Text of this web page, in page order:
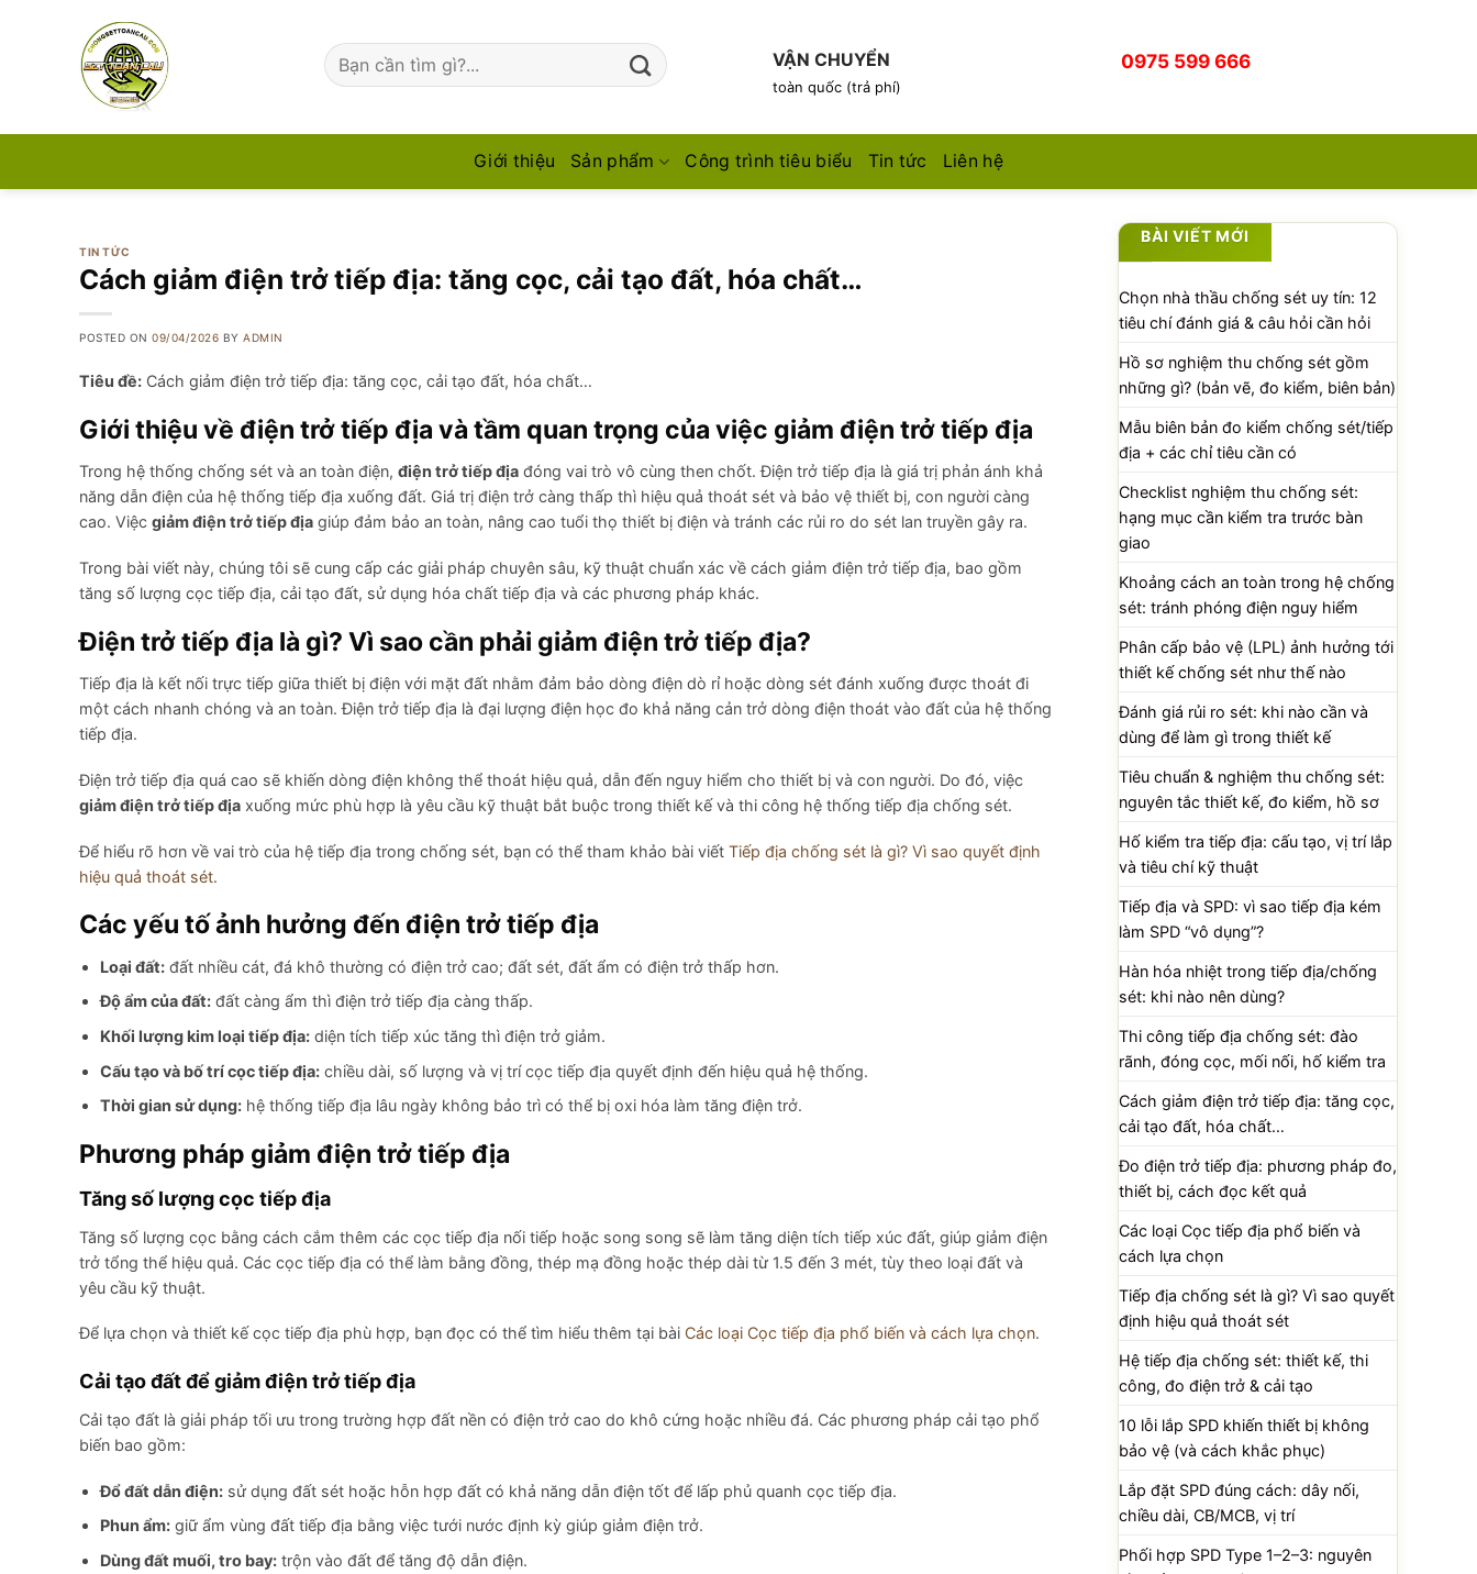
Tìm
kiếm:
VẬN CHUYỂN
toàn quốc (trả phí)
0975 599 666
Giới thiệu Sản phẩm Công trình tiêu biểu Tin tức Liên hệ
TIN TỨC
Cách giảm điện trở tiếp địa: tăng cọc, cải tạo đất, hóa chất…
POSTED ON09/04/2026 BYADMIN
Tiêu đề: Cách giảm điện trở tiếp địa: tăng cọc, cải tạo đất, hóa chất…
Giới thiệu về điện trở tiếp địa và tầm quan trọng của việc giảm điện trở tiếp địa
Trong hệ thống chống sét và an toàn điện, điện trở tiếp địa đóng vai trò vô cùng then chốt. Điện trở tiếp địa là giá trị phản ánh khả
năng dẫn điện của hệ thống tiếp địa xuống đất. Giá trị điện trở càng thấp thì hiệu quả thoát sét và bảo vệ thiết bị, con người càng
cao. Việc giảm điện trở tiếp địa giúp đảm bảo an toàn, nâng cao tuổi thọ thiết bị điện và tránh các rủi ro do sét lan truyền gây ra.
Trong bài viết này, chúng tôi sẽ cung cấp các giải pháp chuyên sâu, kỹ thuật chuẩn xác về cách giảm điện trở tiếp địa, bao gồm
tăng số lượng cọc tiếp địa, cải tạo đất, sử dụng hóa chất tiếp địa và các phương pháp khác.
Điện trở tiếp địa là gì? Vì sao cần phải giảm điện trở tiếp địa?
Tiếp địa là kết nối trực tiếp giữa thiết bị điện với mặt đất nhằm đảm bảo dòng điện dò rỉ hoặc dòng sét đánh xuống được thoát đi
một cách nhanh chóng và an toàn. Điện trở tiếp địa là đại lượng điện học đo khả năng cản trở dòng điện thoát vào đất của hệ thống
tiếp địa.
Điện trở tiếp địa quá cao sẽ khiến dòng điện không thể thoát hiệu quả, dẫn đến nguy hiểm cho thiết bị và con người. Do đó, việc
giảm điện trở tiếp địa xuống mức phù hợp là yêu cầu kỹ thuật bắt buộc trong thiết kế và thi công hệ thống tiếp địa chống sét.
Để hiểu rõ hơn về vai trò của hệ tiếp địa trong chống sét, bạn có thể tham khảo bài viết Tiếp địa chống sét là gì? Vì sao quyết định
hiệu quả thoát sét.
Các yếu tố ảnh hưởng đến điện trở tiếp địa
Loại đất:đất nhiều cát, đá khô thường có điện trở cao; đất sét, đất ẩm có điện trở thấp hơn.
Độ ẩm của đất:đất càng ẩm thì điện trở tiếp địa càng thấp.
Khối lượng kim loại tiếp địa:diện tích tiếp xúc tăng thì điện trở giảm.
Cấu tạo và bố trí cọc tiếp địa:chiều dài, số lượng và vị trí cọc tiếp địa quyết định đến hiệu quả hệ thống.
Thời gian sử dụng:hệ thống tiếp địa lâu ngày không bảo trì có thể bị oxi hóa làm tăng điện trở.
Phương pháp giảm điện trở tiếp địa
Tăng số lượng cọc tiếp địa
Tăng số lượng cọc bằng cách cắm thêm các cọc tiếp địa nối tiếp hoặc song song sẽ làm tăng diện tích tiếp xúc đất, giúp giảm điện
trở tổng thể hiệu quả. Các cọc tiếp địa có thể làm bằng đồng, thép mạ đồng hoặc thép dài từ 1.5 đến 3 mét, tùy theo loại đất và
yêu cầu kỹ thuật.
Để lựa chọn và thiết kế cọc tiếp địa phù hợp, bạn đọc có thể tìm hiểu thêm tại bài Các loại Cọc tiếp địa phổ biến và cách lựa chọn.
Cải tạo đất để giảm điện trở tiếp địa
Cải tạo đất là giải pháp tối ưu trong trường hợp đất nền có điện trở cao do khô cứng hoặc nhiều đá. Các phương pháp cải tạo phổ
biến bao gồm:
Đổ đất dẫn điện:sử dụng đất sét hoặc hỗn hợp đất có khả năng dẫn điện tốt để lấp phủ quanh cọc tiếp địa.
Phun ẩm:giữ ẩm vùng đất tiếp địa bằng việc tưới nước định kỳ giúp giảm điện trở.
Dùng đất muối, tro bay:trộn vào đất để tăng độ dẫn điện.
BÀI VIẾT MỚI
Chọn nhà thầu chống sét uy tín: 12
tiêu chí đánh giá & câu hỏi cần hỏi
Hồ sơ nghiệm thu chống sét gồm
những gì? (bản vẽ, đo kiểm, biên bản)
Mẫu biên bản đo kiểm chống sét/tiếp
địa + các chỉ tiêu cần có
Checklist nghiệm thu chống sét:
hạng mục cần kiểm tra trước bàn
giao
Khoảng cách an toàn trong hệ chống
sét: tránh phóng điện nguy hiểm
Phân cấp bảo vệ (LPL) ảnh hưởng tới
thiết kế chống sét như thế nào
Đánh giá rủi ro sét: khi nào cần và
dùng để làm gì trong thiết kế
Tiêu chuẩn & nghiệm thu chống sét:
nguyên tắc thiết kế, đo kiểm, hồ sơ
Hố kiểm tra tiếp địa: cấu tạo, vị trí lắp
và tiêu chí kỹ thuật
Tiếp địa và SPD: vì sao tiếp địa kém
làm SPD “vô dụng”?
Hàn hóa nhiệt trong tiếp địa/chống
sét: khi nào nên dùng?
Thi công tiếp địa chống sét: đào
rãnh, đóng cọc, mối nối, hố kiểm tra
Cách giảm điện trở tiếp địa: tăng cọc,
cải tạo đất, hóa chất…
Đo điện trở tiếp địa: phương pháp đo,
thiết bị, cách đọc kết quả
Các loại Cọc tiếp địa phổ biến và
cách lựa chọn
Tiếp địa chống sét là gì? Vì sao quyết
định hiệu quả thoát sét
Hệ tiếp địa chống sét: thiết kế, thi
công, đo điện trở & cải tạo
10 lỗi lắp SPD khiến thiết bị không
bảo vệ (và cách khắc phục)
Lắp đặt SPD đúng cách: dây nối,
chiều dài, CB/MCB, vị trí
Phối hợp SPD Type 1–2–3: nguyên